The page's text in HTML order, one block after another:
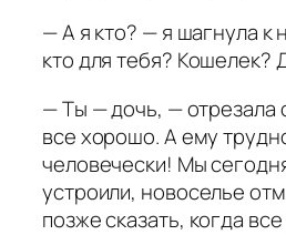
— А я кто? — я шагнула к
кто для тебя? Кошелек?
— Ты — дочь, — отрезала
все хорошо. А ему
человечески! Мы
устроили, новоселье
позже сказать, когда